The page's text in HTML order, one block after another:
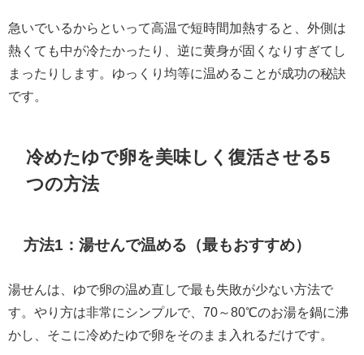
急いでいるからといって高温で短時間加熱すると、外側は
熱くても中が冷たかったり、逆に黄身が固くなりすぎてし
まったりします。ゆっくり均等に温めることが成功の秘訣
です。
冷めたゆで卵を美味しく復活させる5
つの方法
方法1：湯せんで温める（最もおすすめ）
湯せんは、ゆで卵の温め直しで最も失敗が少ない方法で
す。やり方は非常にシンプルで、70～80℃のお湯を鍋に沸
かし、そこに冷めたゆで卵をそのまま入れるだけです。